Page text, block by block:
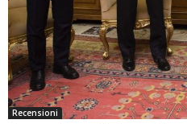
Recensioni